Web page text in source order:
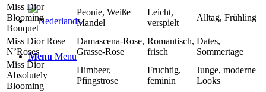
Menu Menu
Miss Dior
Blooming
Bouquet
Peonie, Weiße
Mandel
Leicht,
verspielt
Alltag, Frühling
Miss Dior Rose
N’Roses
Damascena-Rose,
Grasse-Rose
Romantisch,
frisch
Dates,
Sommertage
Miss Dior
Absolutely
Blooming
Himbeer,
Pfingstrose
Fruchtig,
feminin
Junge, moderne
Looks